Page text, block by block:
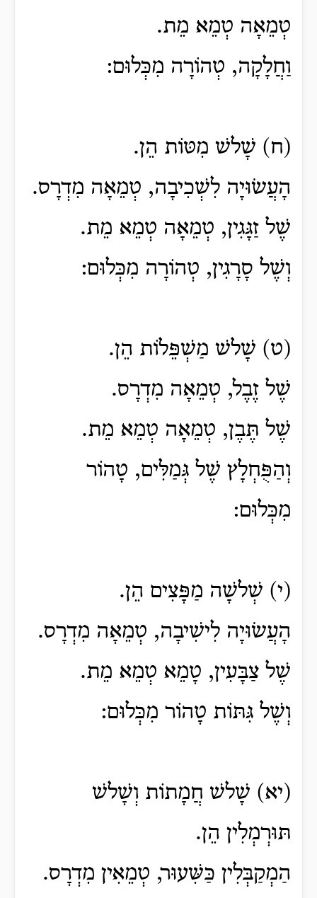
טְמֵאָה טְמֵא מֵת.
וַחֲלָקָה, טְהוֹרָה מִכְּלוּם:
(ח) שָׁלשׁ מִטּוֹת הֵן.
הָעֲשׂוּיָה לִשְׁכִיבָה, טְמֵאָה מִדְרָס.
שֶׁל זַגָּגִין, טְמֵאָה טְמֵא מֵת.
וְשֶׁל סָרָגִין, טְהוֹרָה מִכְּלוּם:
(ט) שָׁלשׁ מַשְׁפֵּלוֹת הֵן.
שֶׁל זֶבֶל, טְמֵאָה מִדְרָס.
שֶׁל תֶּבֶן, טְמֵאָה טְמֵא מֵת.
וְהַפֻּחְלָץ שֶׁל גְּמַלִּים, טָהוֹר
מִכְּלוּם:
(י) שְׁלשָׁה מַפָּצִים הֵן.
הָעֲשׂוּיָה לִישִׁיבָה, טְמֵאָה מִדְרָס.
שֶׁל צַבָּעִין, טָמֵא טְמֵא מֵת.
וְשֶׁל גִּתּוֹת טָהוֹר מִכְּלוּם:
(יא) שָׁלשׁ חֲמָתוֹת וְשָׁלשׁ
תּוּרְמְלִין הֵן.
הַמְקַבְּלִין כַּשִּׁעוּר, טְמֵאִין מִדְרָס.